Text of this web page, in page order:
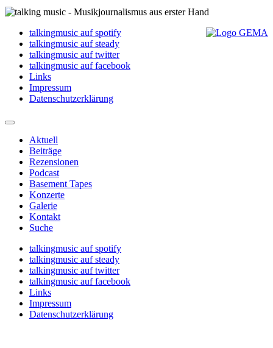
talkingmusic auf spotify
talkingmusic auf steady
talkingmusic auf twitter
talkingmusic auf facebook
Links
Impressum
Datenschutzerklärung
Aktuell
Beiträge
Rezensionen
Podcast
Basement Tapes
Konzerte
Galerie
Kontakt
Suche
talkingmusic auf spotify
talkingmusic auf steady
talkingmusic auf twitter
talkingmusic auf facebook
Links
Impressum
Datenschutzerklärung